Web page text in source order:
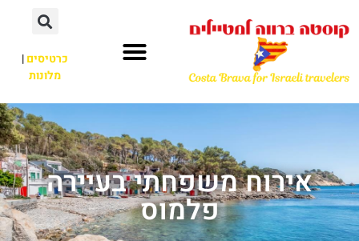
כרטיסים|
מלונות
אירוח משפחתי בעיירה
פלמוס